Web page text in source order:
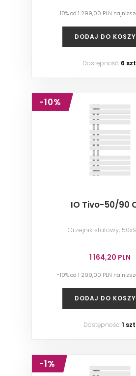
-10% od 1 299,00 PLN
DODAJ DO
Dostępność: 6
-10%
IO Tivo-50/90
Grzejnik stalowy,
1 164,20 PLN
-10% od 1 299,00 PLN
DODAJ DO
Dostępność:1
-1%